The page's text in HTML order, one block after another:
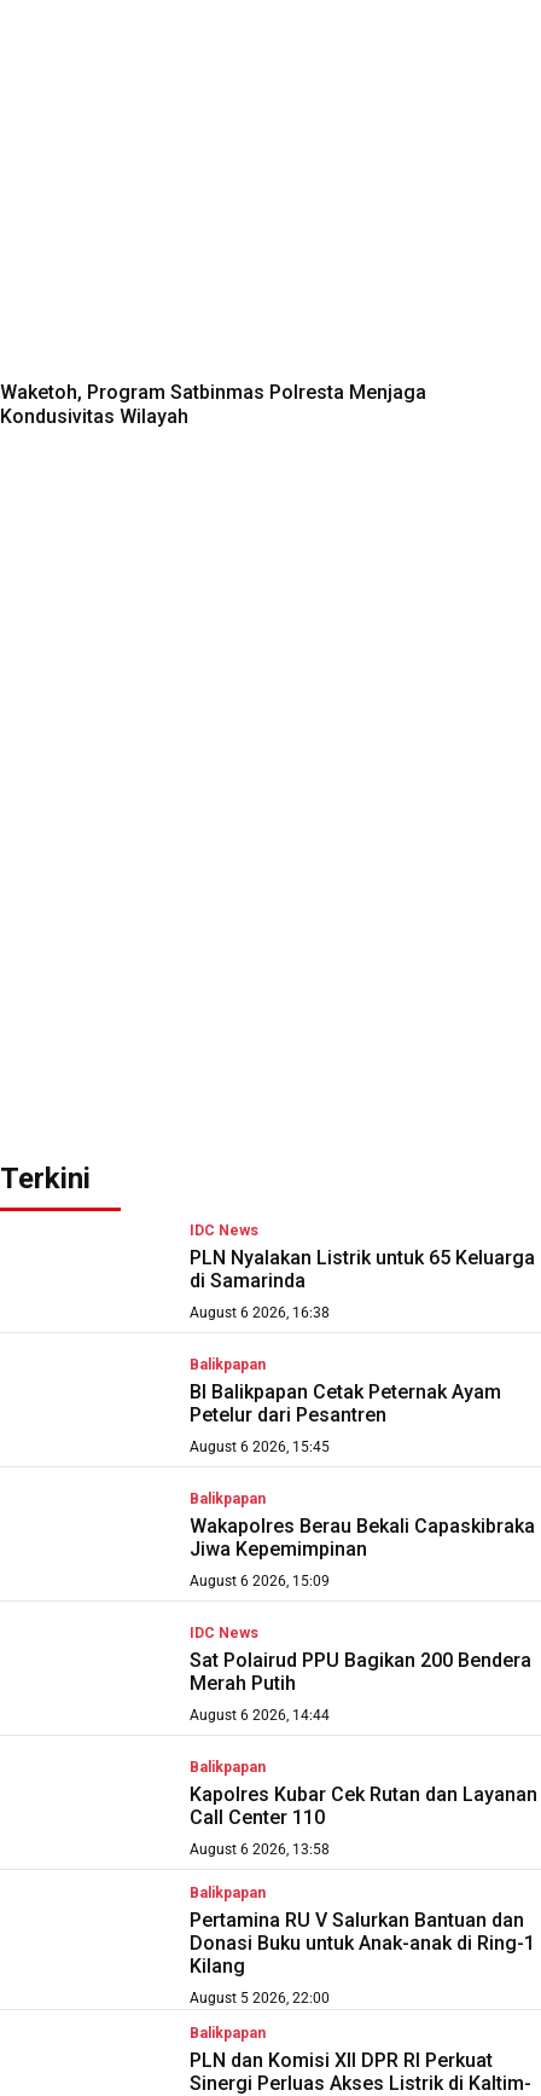
Waketoh, Program Satbinmas Polresta Menjaga
Kondusivitas Wilayah
Terkini
IDC News
PLN Nyalakan Listrik untuk 65 Keluarga
di Samarinda
August 6 2026, 16:38
Balikpapan
BI Balikpapan Cetak Peternak Ayam
Petelur dari Pesantren
August 6 2026, 15:45
Balikpapan
Wakapolres Berau Bekali Capaskibraka
Jiwa Kepemimpinan
August 6 2026, 15:09
IDC News
Sat Polairud PPU Bagikan 200 Bendera
Merah Putih
August 6 2026, 14:44
Balikpapan
Kapolres Kubar Cek Rutan dan Layanan
Call Center 110
August 6 2026, 13:58
Balikpapan
Pertamina RU V Salurkan Bantuan dan
Donasi Buku untuk Anak-anak di Ring-1
Kilang
August 5 2026, 22:00
Balikpapan
PLN dan Komisi XII DPR RI Perkuat
Sinergi Perluas Akses Listrik di Kaltim-